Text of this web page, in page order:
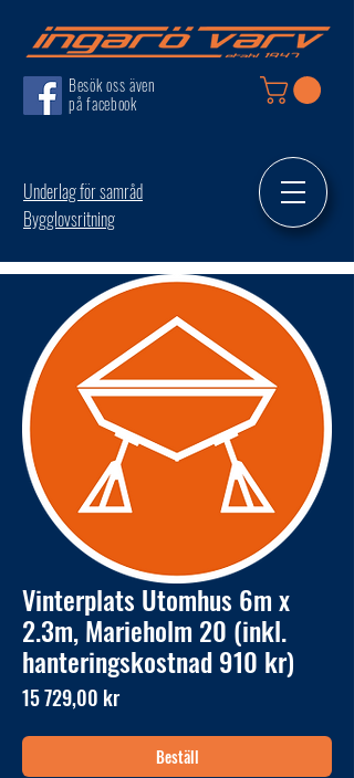
Besök oss även
på facebook
Underlag för samråd
Bygglovsritning
Vinterplats Utomhus 6m x
2.3m, Marieholm 20 (inkl.
hanteringskostnad 910 kr)
15 729,00 krPris
Beställ